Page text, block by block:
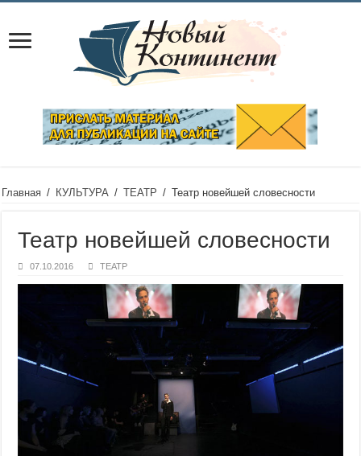
Главная / КУЛЬТУРА / ТЕАТР / Театр новейшей словесности
Театр новейшей словесности
07.10.2016 ТЕАТР